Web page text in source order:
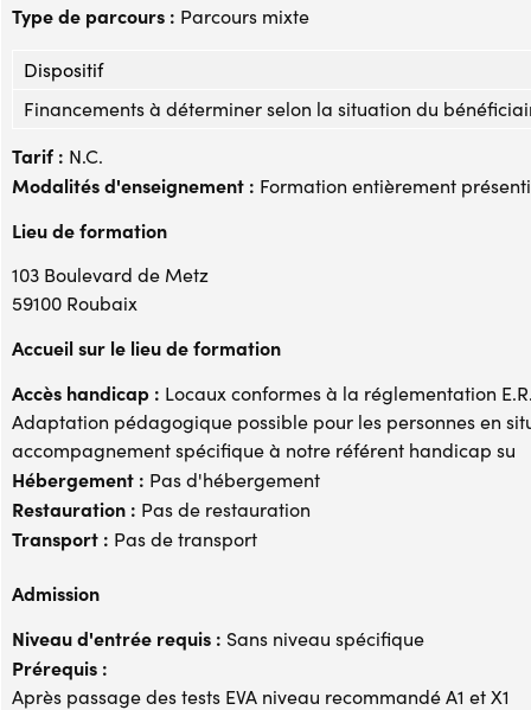
Type de parcours : Parcours mixte
Dispositif
Financements à déterminer selon la situation du
Tarif : N.C.
Modalités d'enseignement : Formation entièrement
Lieu de formation
103 Boulevard de Metz
59100 Roubaix
Accueil sur le lieu de formation
Accès handicap : Locaux conformes à la réglementation
Adaptation pédagogique possible pour les personnes en
accompagnement spécifique à notre référent handicap su
Hébergement : Pas d'hébergement
Restauration : Pas de restauration
Transport : Pas de transport
Admission
Niveau d'entrée requis : Sans niveau spécifique
Prérequis :
Après passage des tests EVA niveau recommandé A1 et X1